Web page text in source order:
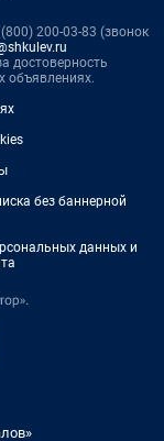
200-03-83 (звонок
достоверность
объявлениях.
без баннерной
данных и